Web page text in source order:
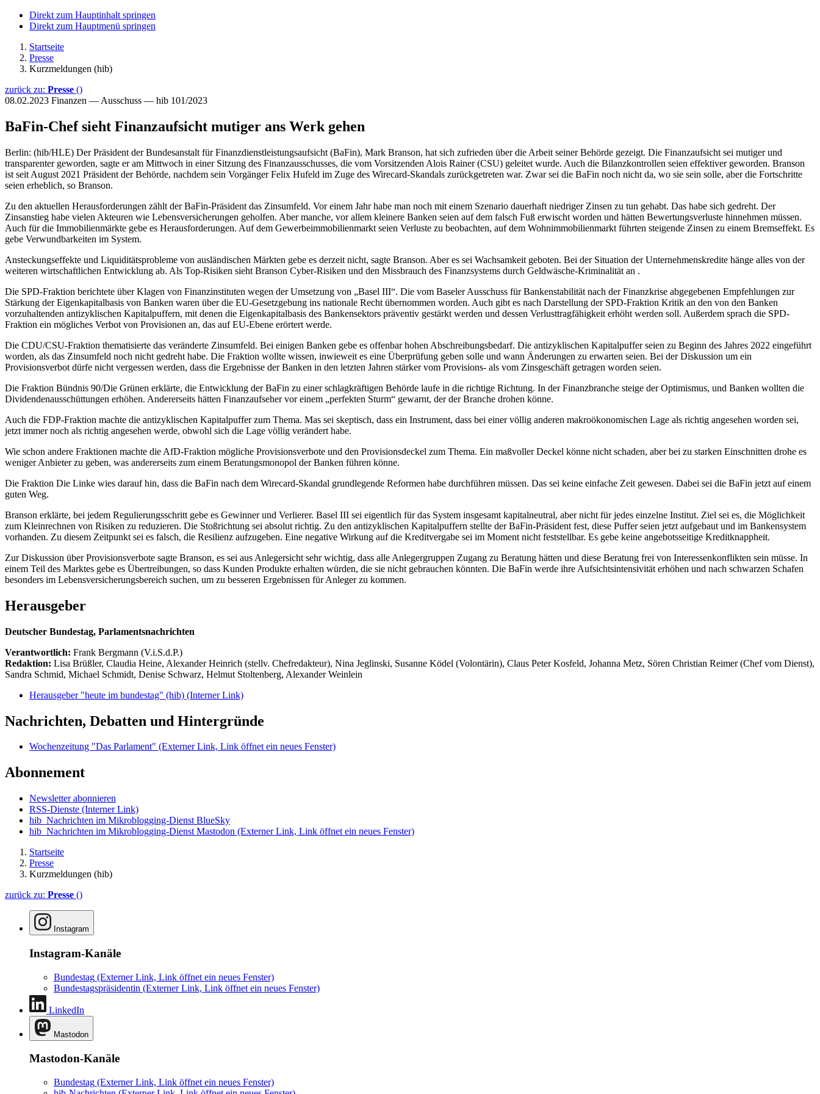
Direkt zum Hauptinhalt springen
Direkt zum Hauptmenü springen
Startseite
Presse
Kurzmeldungen (hib)
zurück zu: Presse ()
08.02.2023 Finanzen — Ausschuss — hib 101/2023
BaFin-Chef sieht Finanzaufsicht mutiger ans Werk gehen
Berlin: (hib/HLE) Der Präsident der Bundesanstalt für Finanzdienstleistungsaufsicht (BaFin), Mark Branson, hat sich zufrieden über die Arbeit seiner Behörde gezeigt. Die Finanzaufsicht sei mutiger und
transparenter geworden, sagte er am Mittwoch in einer Sitzung des Finanzausschusses, die vom Vorsitzenden Alois Rainer (CSU) geleitet wurde. Auch die Bilanzkontrollen seien effektiver geworden. Branson
ist seit August 2021 Präsident der Behörde, nachdem sein Vorgänger Felix Hufeld im Zuge des Wirecard-Skandals zurückgetreten war. Zwar sei die BaFin noch nicht da, wo sie sein solle, aber die Fortschritte
seien erheblich, so Branson.
Zu den aktuellen Herausforderungen zählt der BaFin-Präsident das Zinsumfeld. Vor einem Jahr habe man noch mit einem Szenario dauerhaft niedriger Zinsen zu tun gehabt. Das habe sich gedreht. Der
Zinsanstieg habe vielen Akteuren wie Lebensversicherungen geholfen. Aber manche, vor allem kleinere Banken seien auf dem falsch Fuß erwischt worden und hätten Bewertungsverluste hinnehmen müssen.
Auch für die Immobilienmärkte gebe es Herausforderungen. Auf dem Gewerbeimmobilienmarkt seien Verluste zu beobachten, auf dem Wohnimmobilienmarkt führten steigende Zinsen zu einem Bremseffekt. Es
gebe Verwundbarkeiten im System.
Ansteckungseffekte und Liquiditätsprobleme von ausländischen Märkten gebe es derzeit nicht, sagte Branson. Aber es sei Wachsamkeit geboten. Bei der Situation der Unternehmenskredite hänge alles von der
weiteren wirtschaftlichen Entwicklung ab. Als Top-Risiken sieht Branson Cyber-Risiken und den Missbrauch des Finanzsystems durch Geldwäsche-Kriminalität an .
Die SPD-Fraktion berichtete über Klagen von Finanzinstituten wegen der Umsetzung von „Basel III“. Die vom Baseler Ausschuss für Bankenstabilität nach der Finanzkrise abgegebenen Empfehlungen zur
Stärkung der Eigenkapitalbasis von Banken waren über die EU-Gesetzgebung ins nationale Recht übernommen worden. Auch gibt es nach Darstellung der SPD-Fraktion Kritik an den von den Banken
vorzuhaltenden antizyklischen Kapitalpuffern, mit denen die Eigenkapitalbasis des Bankensektors präventiv gestärkt werden und dessen Verlusttragfähigkeit erhöht werden soll. Außerdem sprach die SPD-
Fraktion ein mögliches Verbot von Provisionen an, das auf EU-Ebene erörtert werde.
Die CDU/CSU-Fraktion thematisierte das veränderte Zinsumfeld. Bei einigen Banken gebe es offenbar hohen Abschreibungsbedarf. Die antizyklischen Kapitalpuffer seien zu Beginn des Jahres 2022 eingeführt
worden, als das Zinsumfeld noch nicht gedreht habe. Die Fraktion wollte wissen, inwieweit es eine Überprüfung geben solle und wann Änderungen zu erwarten seien. Bei der Diskussion um ein
Provisionsverbot dürfe nicht vergessen werden, dass die Ergebnisse der Banken in den letzten Jahren stärker vom Provisions- als vom Zinsgeschäft getragen worden seien.
Die Fraktion Bündnis 90/Die Grünen erklärte, die Entwicklung der BaFin zu einer schlagkräftigen Behörde laufe in die richtige Richtung. In der Finanzbranche steige der Optimismus, und Banken wollten die
Dividendenausschüttungen erhöhen. Andererseits hätten Finanzaufseher vor einem „perfekten Sturm“ gewarnt, der der Branche drohen könne.
Auch die FDP-Fraktion machte die antizyklischen Kapitalpuffer zum Thema. Mas sei skeptisch, dass ein Instrument, dass bei einer völlig anderen makroökonomischen Lage als richtig angesehen worden sei,
jetzt immer noch als richtig angesehen werde, obwohl sich die Lage völlig verändert habe.
Wie schon andere Fraktionen machte die AfD-Fraktion mögliche Provisionsverbote und den Provisionsdeckel zum Thema. Ein maßvoller Deckel könne nicht schaden, aber bei zu starken Einschnitten drohe es
weniger Anbieter zu geben, was andererseits zum einem Beratungsmonopol der Banken führen könne.
Die Fraktion Die Linke wies darauf hin, dass die BaFin nach dem Wirecard-Skandal grundlegende Reformen habe durchführen müssen. Das sei keine einfache Zeit gewesen. Dabei sei die BaFin jetzt auf einem
guten Weg.
Branson erklärte, bei jedem Regulierungsschritt gebe es Gewinner und Verlierer. Basel III sei eigentlich für das System insgesamt kapitalneutral, aber nicht für jedes einzelne Institut. Ziel sei es, die Möglichkeit
zum Kleinrechnen von Risiken zu reduzieren. Die Stoßrichtung sei absolut richtig. Zu den antizyklischen Kapitalpuffern stellte der BaFin-Präsident fest, diese Puffer seien jetzt aufgebaut und im Bankensystem
vorhanden. Zu diesem Zeitpunkt sei es falsch, die Resilienz aufzugeben. Eine negative Wirkung auf die Kreditvergabe sei im Moment nicht feststellbar. Es gebe keine angebotsseitige Kreditknappheit.
Zur Diskussion über Provisionsverbote sagte Branson, es sei aus Anlegersicht sehr wichtig, dass alle Anlegergruppen Zugang zu Beratung hätten und diese Beratung frei von Interessenkonflikten sein müsse. In
einem Teil des Marktes gebe es Übertreibungen, so dass Kunden Produkte erhalten würden, die sie nicht gebrauchen könnten. Die BaFin werde ihre Aufsichtsintensivität erhöhen und nach schwarzen Schafen
besonders im Lebensversicherungsbereich suchen, um zu besseren Ergebnissen für Anleger zu kommen.
Herausgeber
Deutscher Bundestag, Parlamentsnachrichten
Verantwortlich: Frank Bergmann (V.i.S.d.P.)
Redaktion: Lisa Brüßler, Claudia Heine, Alexander Heinrich (stellv. Chefredakteur), Nina Jeglinski, Susanne Ködel (Volontärin), Claus Peter Kosfeld, Johanna Metz, Sören Christian Reimer (Chef vom Dienst),
Sandra Schmid, Michael Schmidt, Denise Schwarz, Helmut Stoltenberg, Alexander Weinlein
Herausgeber "heute im bundestag" (hib) (Interner Link)
Nachrichten, Debatten und Hintergründe
Wochenzeitung "Das Parlament" (Externer Link, Link öffnet ein neues Fenster)
Abonnement
Newsletter abonnieren
RSS-Dienste (Interner Link)
hib_Nachrichten im Mikroblogging-Dienst BlueSky
hib_Nachrichten im Mikroblogging-Dienst Mastodon (Externer Link, Link öffnet ein neues Fenster)
Startseite
Presse
Kurzmeldungen (hib)
zurück zu: Presse ()
Instagram
Instagram-Kanäle
Bundestag (Externer Link, Link öffnet ein neues Fenster)
Bundestagspräsidentin (Externer Link, Link öffnet ein neues Fenster)
LinkedIn
Mastodon
Mastodon-Kanäle
Bundestag (Externer Link, Link öffnet ein neues Fenster)